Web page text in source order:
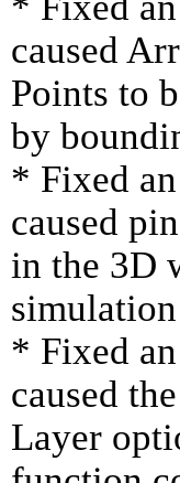
caused
Points to
by
* Fixed
caused
in the 3D
simulation
* Fixed
caused
Layer